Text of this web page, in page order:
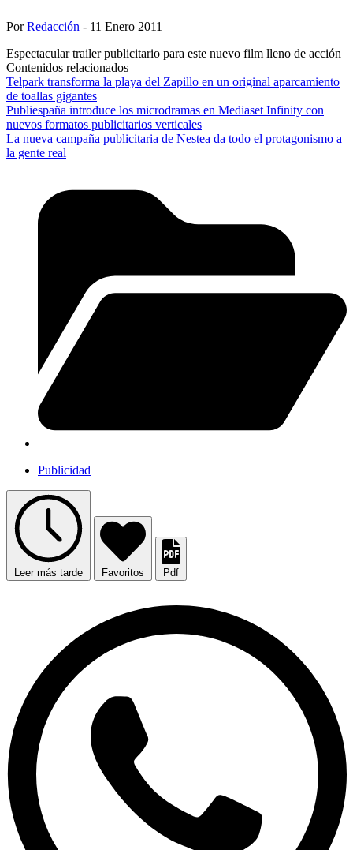
PorRedacción - 11 Enero 2011
Espectacular trailer publicitario para este nuevo film lleno de acción
Contenidos relacionados
Telpark transforma la playa del Zapillo en un original aparcamiento
de toallas gigantes
Publiespaña introduce los microdramas en Mediaset Infinity con
nuevos formatos publicitarios verticales
La nueva campaña publicitaria de Nestea da todo el protagonismo a
la gente real
Publicidad
Leer más tarde Favoritos Pdf